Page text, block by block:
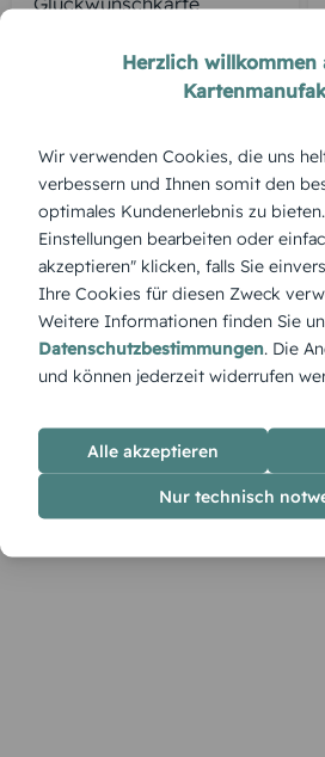
ÜBERBLICK:
Produktbeschreibung
Der 'Buchwagen' rollt voller Wissen
Schulstart – eine Einladung, die
empfangen werden.
Herzlich willkommen
Wir verwenden Cookies, die uns
verbessern und Ihnen somit den
optimales Kundenerlebnis zu
Einstellungen bearbeiten oder
akzeptieren" klicken, falls Sie
Ihre Cookies für diesen Zweck
Weitere Informationen finden Sie
Datenschutzbestimmungen. Die
und können jederzeit widerrufen
Alle akzeptieren
Nur technisch